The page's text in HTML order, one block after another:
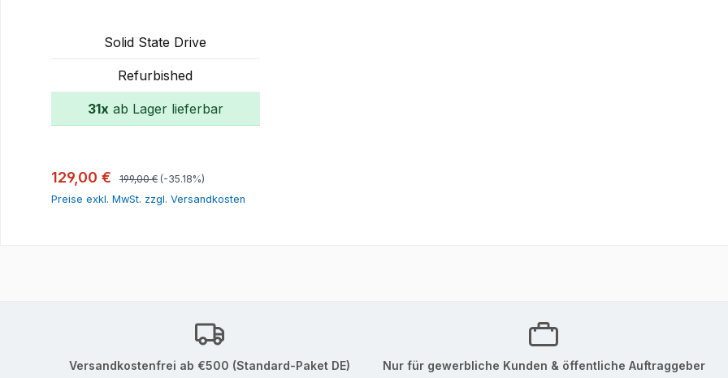
Solid State Drive
Refurbished
31x ab Lager lieferbar
Verkaufspreis:
129,00 € Regulärer Preis:
199,00 € (-35.18%)
Preise exkl. MwSt. zzgl. Versandkosten
In den Warenkorb
Versandkostenfrei ab €500 (Standard-Paket DE) Nur für gewerbliche Kunden & öffentliche Auftraggeber